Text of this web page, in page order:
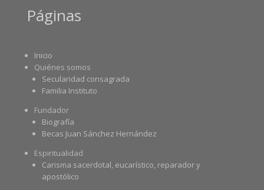
Páginas
Inicio
Quiénes somos
Secularidad consagrada
Familia Instituto
Fundador
Biografía
Becas Juan Sánchez Hernández
Espiritualidad
Carisma sacerdotal, eucarístico, reparador y
apostólico